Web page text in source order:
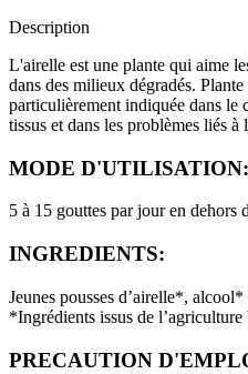
Description
L'airelle est une plante qui aime
dans des milieux dégradés.
particulièrement indiquée dans le
tissus et dans les problèmes liés à
MODE D'UTILISATION:
5 à 15 gouttes par jour en dehors
INGREDIENTS:
Jeunes pousses d’airelle*,
*Ingrédients issus de
PRECAUTION